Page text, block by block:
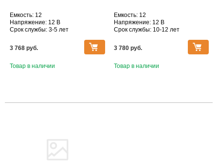
Емкость: 12
Напряжение: 12 В
Срок службы: 3-5 лет
3 768 pуб.
Товар в наличии
Емкость: 12
Напряжение: 12 В
Срок службы: 10-12 лет
3 780 pуб.
Товар в наличии